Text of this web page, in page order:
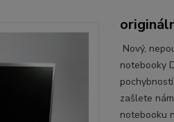
Nový,
notebooky
zašlete
notebooku